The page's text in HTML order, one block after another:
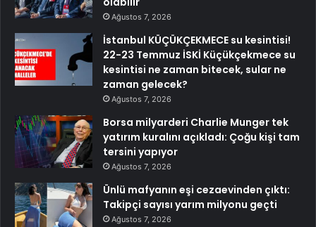
Ağustos 7, 2026
İstanbul KÜÇÜKÇEKMECE su kesintisi!
22-23 Temmuz İSKİ Küçükçekmece su
kesintisi ne zaman bitecek, sular ne
zaman gelecek?
Ağustos 7, 2026
Borsa milyarderi Charlie Munger tek
yatırım kuralını açıkladı: Çoğu kişi tam
tersini yapıyor
Ağustos 7, 2026
Ünlü mafyanın eşi cezaevinden çıktı:
Takipçi sayısı yarım milyonu geçti
Ağustos 7, 2026